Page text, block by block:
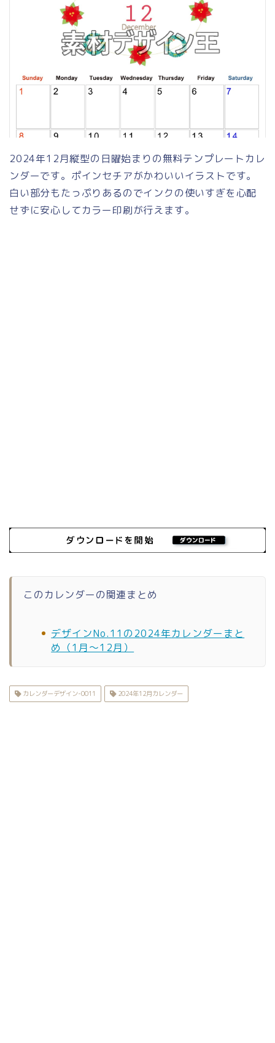
2024年12月縦型の日曜始まりの無料テンプレートカレ
ンダーです。ポインセチアがかわいいイラストです。
白い部分もたっぷりあるのでインクの使いすぎを心配
せずに安心してカラー印刷が行えます。
このカレンダーの関連まとめ
デザインNo.11の2024年カレンダーまと
め（1月〜12月）
カレンダーデザイン-0011 2024年12月カレンダー